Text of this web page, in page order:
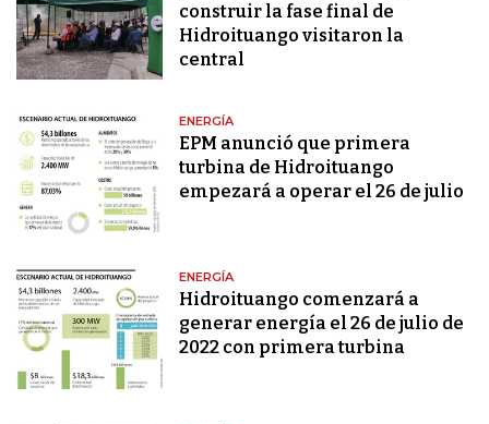
construir la fase final de
Hidroituango visitaron la
central
ENERGÍA
EPM anunció que primera
turbina de Hidroituango
empezará a operar el 26 de julio
ENERGÍA
Hidroituango comenzará a
generar energía el 26 de julio de
2022 con primera turbina